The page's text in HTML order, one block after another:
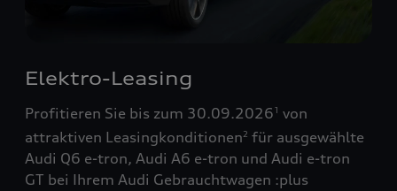
Elektro-Leasing
Profitieren Sie bis zum 30.09.20261 von
attraktiven Leasingkonditionen2 für ausgewählte
Audi Q6 e-tron, Audi A6 e-tron und Audi e-tron
GT bei Ihrem Audi Gebrauchtwagen :plus